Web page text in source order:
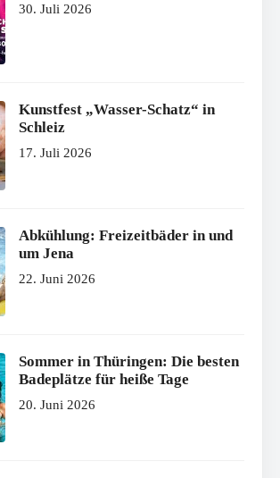
30. Juli 2026
Kunstfest „Wasser-Schatz“ in
Schleiz
17. Juli 2026
Abkühlung: Freizeitbäder in und
um Jena
22. Juni 2026
Sommer in Thüringen: Die besten
Badeplätze für heiße Tage
20. Juni 2026